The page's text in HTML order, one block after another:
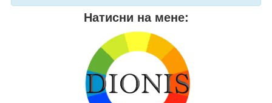
Натисни на мене: